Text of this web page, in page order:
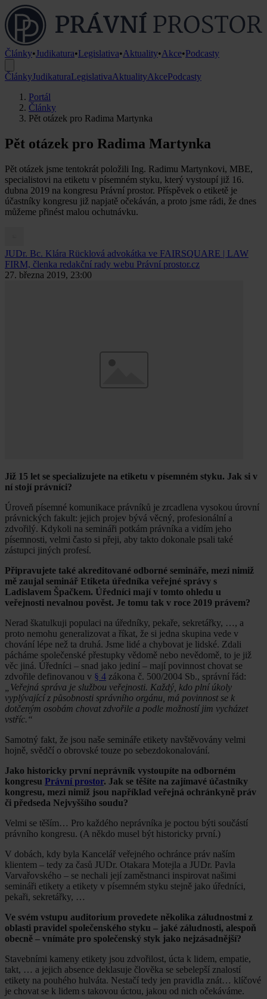
Články•Judikatura•Legislativa•Aktuality•Akce•Podcasty
ČlánkyJudikaturaLegislativaAktualityAkcePodcasty
Portál
Články
Pět otázek pro Radima Martynka
Pět otázek pro Radima Martynka
Pět otázek jsme tentokrát položili Ing. Radimu Martynkovi, MBE,
specialistovi na etiketu v písemném styku, který vystoupí již 16.
dubna 2019 na kongresu Právní prostor. Příspěvek o etiketě je
účastníky kongresu již napjatě očekáván, a proto jsme rádi, že dnes
můžeme přinést malou ochutnávku.
JUDr. Bc. Klára Rücklová advokátka ve FAIRSQUARE | LAW
FIRM, členka redakční rady webu Právní prostor.cz
27. března 2019, 23:00
Již 15 let se specializujete na etiketu v písemném styku. Jak si v
ní stojí právníci?
Úroveň písemné komunikace právníků je zrcadlena vysokou úrovní
právnických fakult: jejich projev bývá věcný, profesionální a
zdvořilý. Kdykoli na semináři potkám právníka a vidím jeho
písemnosti, velmi často si přeji, aby takto dokonale psali také
zástupci jiných profesí.
Připravujete také akreditované odborné semináře, mezi nimiž
mě zaujal seminář Etiketa úředníka veřejné správy s
Ladislavem Špačkem. Úředníci mají v tomto ohledu u
veřejnosti nevalnou pověst. Je tomu tak v roce 2019 právem?
Nerad škatulkuji populaci na úředníky, pekaře, sekretářky, …, a
proto nemohu generalizovat a říkat, že si jedna skupina vede v
chování lépe než ta druhá. Jsme lidé a chybovat je lidské. Zdali
pácháme společenské přestupky vědomě nebo nevědomě, to je již
věc jiná. Úředníci – snad jako jediní – mají povinnost chovat se
zdvořile definovanou v § 4 zákona č. 500/2004 Sb., správní řád:
„Veřejná správa je službou veřejnosti. Každý, kdo plní úkoly
vyplývající z působnosti správního orgánu, má povinnost se k
dotčeným osobám chovat zdvořile a podle možností jim vycházet
vstříc.“
Samotný fakt, že jsou naše semináře etikety navštěvovány velmi
hojně, svědčí o obrovské touze po sebezdokonalování.
Jako historicky první neprávník vystoupíte na odborném
kongresu Právní prostor. Jak se těšíte na zajímavé účastníky
kongresu, mezi nimiž jsou například veřejná ochránkyně práv
či předseda Nejvyššího soudu?
Velmi se těším… Pro každého neprávníka je poctou býti součástí
právního kongresu. (A někdo musel být historicky první.)
V dobách, kdy byla Kancelář veřejného ochránce práv naším
klientem – tedy za časů JUDr. Otakara Motejla a JUDr. Pavla
Varvařovského – se nechali její zaměstnanci inspirovat našimi
semináři etikety a etikety v písemném styku stejně jako úředníci,
pekaři, sekretářky, …
Ve svém vstupu auditorium provedete několika záludnostmi z
oblasti pravidel společenského styku – jaké záludnosti, alespoň
obecně – vnímáte pro společenský styk jako nejzásadnější?
Stavebními kameny etikety jsou zdvořilost, úcta k lidem, empatie,
takt, … a jejich absence deklasuje člověka se sebelepší znalostí
etikety na pouhého hulváta. Nestačí tedy jen pravidla znát… klíčové
je chovat se k lidem s takovou úctou, jakou od nich očekáváme.